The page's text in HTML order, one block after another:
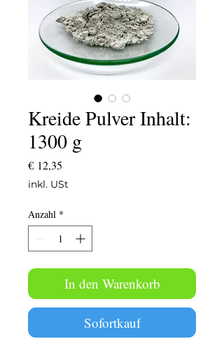
Kreide Pulver Inhalt:
1300 g
€ 12,35
inkl. USt
Anzahl *
In den Warenkorb
Sofortkauf